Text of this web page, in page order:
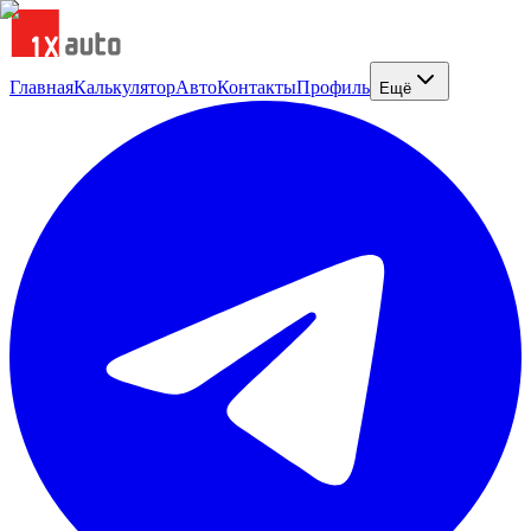
ГлавнаяКалькуляторАвтоКонтактыПрофиль Ещё